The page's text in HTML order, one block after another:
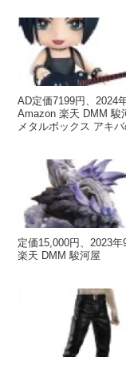
AD定価7199円、2024
Amazon 楽天 DMM 駿
メタルボックス アキ
定価15,000円、2023
楽天 DMM 駿河屋